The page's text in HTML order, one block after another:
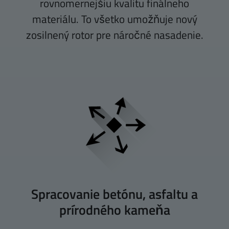
materiálu. To všetko umožňuje nový
zosilnený rotor pre náročné nasadenie.
Spracovanie betónu, asfaltu a
prírodného kameňa